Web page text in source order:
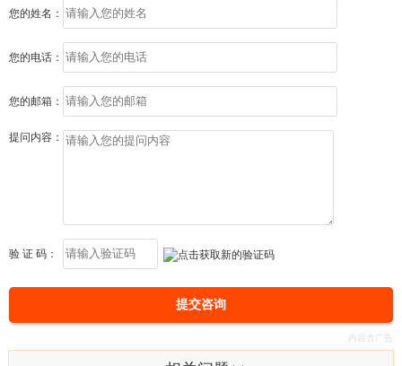
您的姓名：
您的电话：
您的邮箱：
提问内容：
验 证 码：
提交咨询